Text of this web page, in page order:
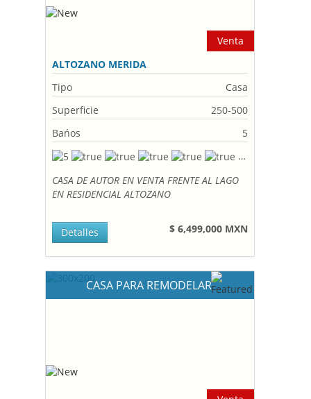
Venta
ALTOZANO MERIDA
Tipo
Casa
Superficie
250-500
Bańos
5
CASA DE AUTOR EN VENTA FRENTE AL LAGO
EN RESIDENCIAL ALTOZANO
$ 6,499,000 MXN
Detalles
CASA PARA REMODELAR